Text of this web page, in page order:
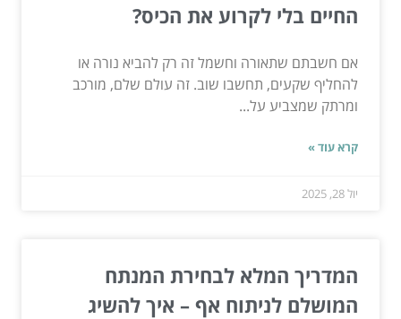
החיים בלי לקרוע את הכיס?
אם חשבתם שתאורה וחשמל זה רק להביא נורה או
להחליף שקעים, תחשבו שוב. זה עולם שלם, מורכב
ומרתק שמצביע על...
קרא עוד »
יול 28, 2025
המדריך המלא לבחירת המנתח
המושלם לניתוח אף – איך להשיג